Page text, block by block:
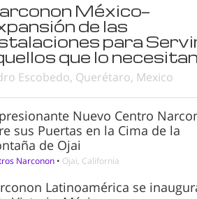
México—
de las
para
que lo necesitan
Escobedo, Querétaro, Mexico
Nuevo Centro
sus Puertas en la Cima de la
de Ojai
Narconon • Ojai, California
Latinoamérica se